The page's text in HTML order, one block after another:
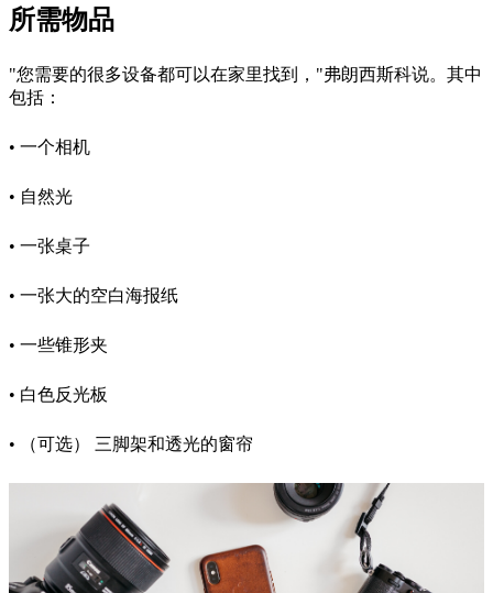
所需物品
"您需要的很多设备都可以在家里找到，"弗朗西斯科说。其中
包括：
• 一个相机
• 自然光
• 一张桌子
• 一张大的空白海报纸
• 一些锥形夹
• 白色反光板
• （可选） 三脚架和透光的窗帘